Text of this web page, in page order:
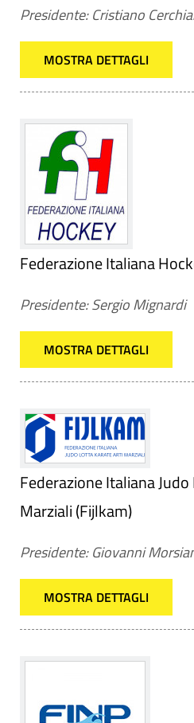
Presidente: Cristiano
MOSTRA DETTAGLI
Federazione Italiana
Presidente: Sergio Mignardi
MOSTRA DETTAGLI
Federazione Italiana
Marziali (Fijlkam)
Presidente: Giovanni
MOSTRA DETTAGLI